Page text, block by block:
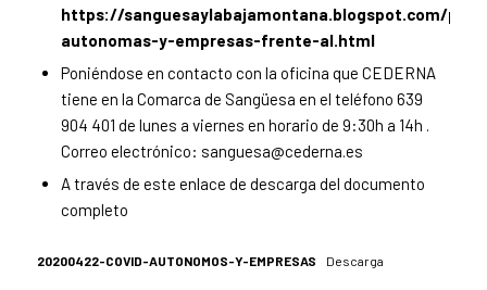
https://sanguesaylabajamontana.blogspot.com/p/
autonomas-y-empresas-frente-al.html
Poniéndose en contacto con la oficina que CEDERNA
tiene en la Comarca de Sangüesa en el teléfono 639
904 401 de lunes a viernes en horario de 9:30h a 14h .
Correo electrónico: sanguesa@cederna.es
A través de este enlace de descarga del documento
completo
20200422-COVID-AUTONOMOS-Y-EMPRESAS Descarga